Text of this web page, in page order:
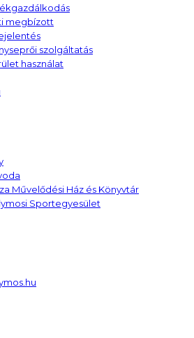
megbízott
szolgáltatás
használat
Művelődési Ház és Könyvtár
Sportegyesület